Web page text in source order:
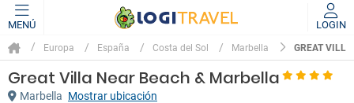
MENÚ LOGIN
Europa España Costa del Sol Marbella GREAT
Great Villa Near Beach & Marbella
Marbella Mostrar ubicación